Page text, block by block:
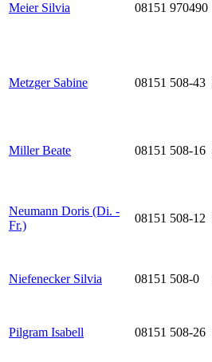
Meier Silvia 08151 970490
Metzger Sabine 08151 508-43
Miller Beate 08151 508-16
Neumann Doris (Di. -
Fr.)
08151 508-12
Niefenecker Silvia 08151 508-0
Pilgram Isabell 08151 508-26